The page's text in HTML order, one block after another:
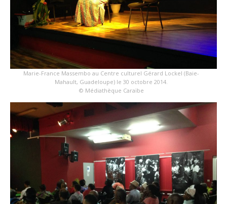
Marie-France Massembo au Centre culturel Gérard Lockel (Baie-
Mahault, Guadeloupe) le 30 octobre 2014.
© Médiathèque Caraïbe